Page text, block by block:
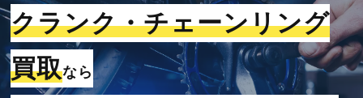
クランク・チェーンリング
買取なら